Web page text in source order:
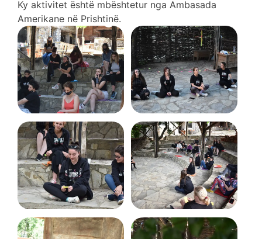
Ky aktivitet është mbështetur nga Ambasada
Amerikane në Prishtinë.